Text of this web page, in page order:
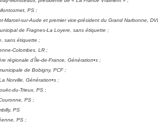
PS ;
Marcel-sur-Aude et premier vice-président du Grand Narbonne,
de Fragnes-La Loyere, sans étiquette ;
sans étiquette ;
Colombes, LR ;
régionale d’Île-de-France, Génération•s ;
de Bobigny, PCF ;
Norville, Génération•s ;
du-Trieux, PS ;
PS ;
PS
PS ;